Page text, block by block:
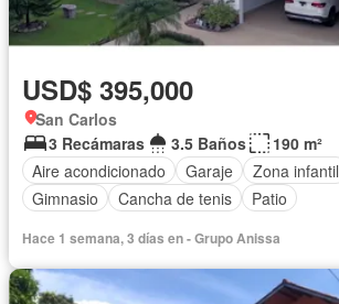
USD$ 395,000
San Carlos
3 Recámaras
3.5 Baños
190 m²
Aire acondicionado
Garaje Zona infantil
Gimnasio
Cancha de tenis Patio
Hace 1 semana, 3 días en - Grupo Anissa